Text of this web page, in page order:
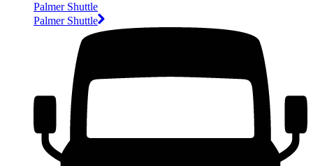
Palmer Shuttle
Palmer Shuttle